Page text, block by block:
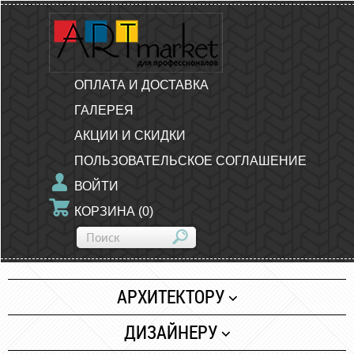
ОПЛАТА И ДОСТАВКА
ГАЛЕРЕЯ
АКЦИИ И СКИДКИ
ПОЛЬЗОВАТЕЛЬСКОЕ СОГЛАШЕНИЕ
ВОЙТИ
КОРЗИНА (0)
АРХИТЕКТОРУ
Бумага
ДИЗАЙНЕРУ